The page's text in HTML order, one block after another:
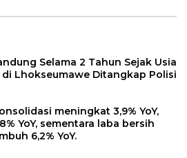
Selama 2 Tahun Sejak Usia
di Lhokseumawe Ditangkap Polisi
meningkat 3,9% YoY,
YoY, sementara laba bersih
6,2% YoY.